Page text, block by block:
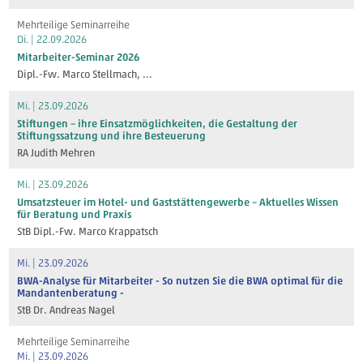
Mehrteilige Seminarreihe
Di. | 22.09.2026
Mitarbeiter-Seminar 2026
Dipl.-Fw. Marco Stellmach, ...
Mi. | 23.09.2026
Stiftungen – ihre Einsatzmöglichkeiten, die Gestaltung der
Stiftungssatzung und ihre Besteuerung
RA Judith Mehren
Mi. | 23.09.2026
Umsatzsteuer im Hotel- und Gaststättengewerbe – Aktuelles Wissen
für Beratung und Praxis
StB Dipl.-Fw. Marco Krappatsch
Mi. | 23.09.2026
BWA-Analyse für Mitarbeiter - So nutzen Sie die BWA optimal für die
Mandantenberatung -
StB Dr. Andreas Nagel
Mehrteilige Seminarreihe
Mi. | 23.09.2026